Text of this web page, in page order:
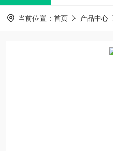
当前位置： 首页 产品中心